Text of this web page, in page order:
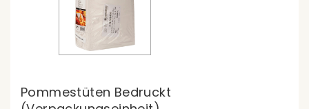
Pommestüten Bedruckt